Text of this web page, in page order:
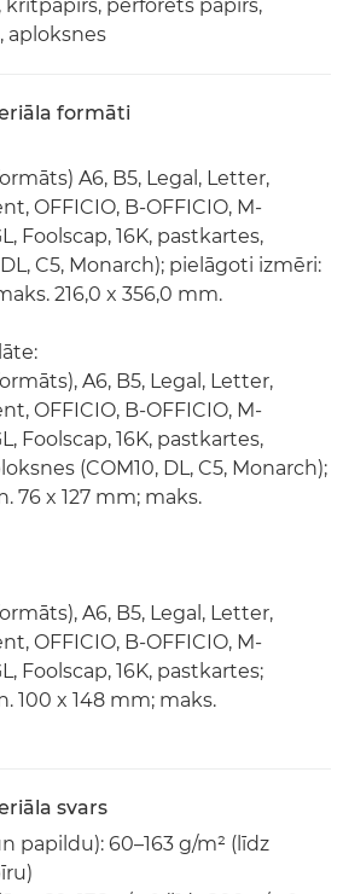
krītpapīrs, perforēts papīrs,
aploksnes
formāti
A6, B5, Legal, Letter,
OFFICIO, B-OFFICIO, M-
Foolscap, 16K, pastkartes,
C5, Monarch); pielāgoti izmēri:
216,0 x 356,0 mm.
A6, B5, Legal, Letter,
OFFICIO, B-OFFICIO, M-
Foolscap, 16K, pastkartes,
(COM10, DL, C5, Monarch);
76 x 127 mm; maks.
A6, B5, Legal, Letter,
OFFICIO, B-OFFICIO, M-
Foolscap, 16K, pastkartes;
100 x 148 mm; maks.
svars
papildu): 60–163 g/m² (līdz